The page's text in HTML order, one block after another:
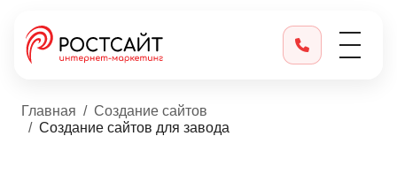
Главная
Создание сайтов
Создание сайтов для завода